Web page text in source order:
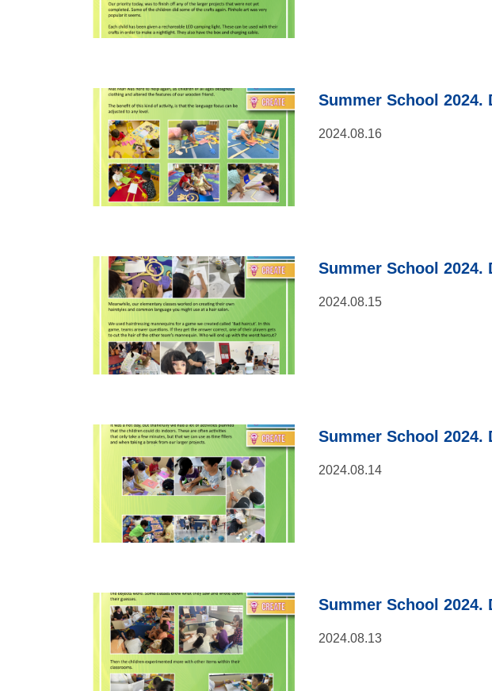
Summer School 2024.
2024.08.16
Summer School 2024.
2024.08.15
Summer School 2024.
2024.08.14
Summer School 2024.
2024.08.13